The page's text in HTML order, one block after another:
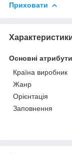
Приховати
Основні атрибути
Країна виробник
Жанр
Орієнтація
Заповнення